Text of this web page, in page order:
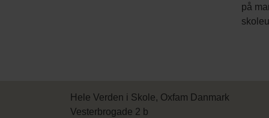
på
Hele Verden i Skole, Oxfam Danmark
Vesterbrogade 2 b